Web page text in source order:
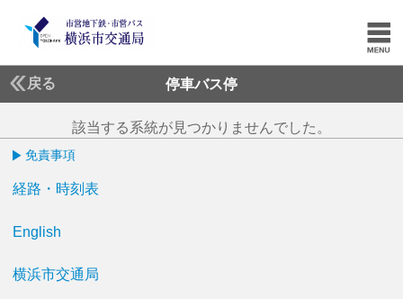
戻る 停車バス停
該当する系統が見つかりませんでした。
免責事項
経路・時刻表
English
横浜市交通局